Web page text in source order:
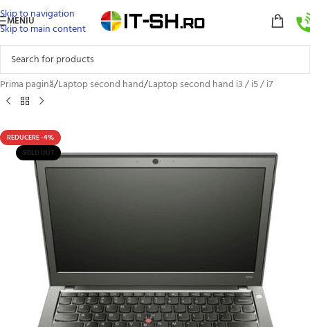
Skip to navigation
Skip to main content
MENIU
Prima pagină/Laptop second hand/Laptop second hand i3 / i5 / i7
REDUCERE -4%
SOLD OUT